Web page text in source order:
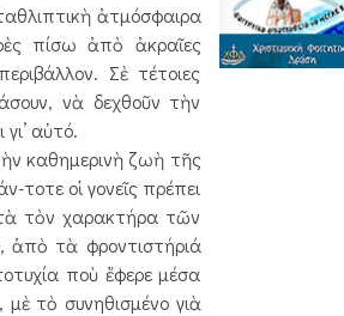
ἀτμόσφαιρα
πίσω ἀπὸ ἀκραῖες
Σὲ τέτοιες
νὰ δεχθοῦν τὴν
αὐτό.
καθημερινὴ ζωὴ τῆς
τοτε οἱ γονεῖς πρέπει
τὸν χαρακτήρα τῶν
ἀπὸ τὰ φροντιστήριά
ποὺ ἔφερε μέσα
τὸ συνηθισμένο γιὰ